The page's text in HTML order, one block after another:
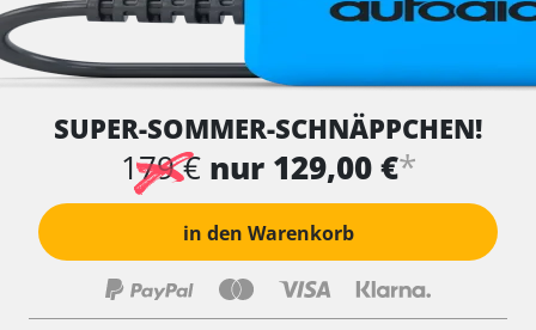
SUPER-SOMMER-SCHNÄPPCHEN!
179 € nur 129,00 €*
in den Warenkorb